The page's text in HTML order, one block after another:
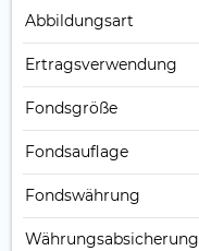
Abbildungs­art
Ertrags­verwendung
Fonds­größe
Fonds­auflage
Fonds­währung
Währungsabsicherung